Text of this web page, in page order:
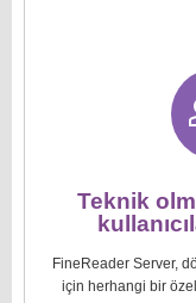
Teknik
FineReader Server,
için herhangi bir